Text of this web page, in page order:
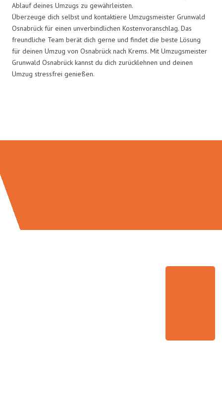
Ablauf deines Umzugs zu gewährleisten.
Überzeuge dich selbst und kontaktiere Umzugsmeister Grunwald
Osnabrück für einen unverbindlichen Kostenvoranschlag. Das
freundliche Team berät dich gerne und findet die beste Lösung
für deinen Umzug von Osnabrück nach Krems. Mit Umzugsmeister
Grunwald Osnabrück kannst du dich zurücklehnen und deinen
Umzug stressfrei genießen.